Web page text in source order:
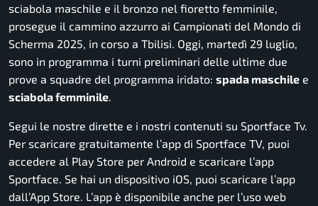
sciabola maschile e il bronzo nel fioretto femminile,
prosegue il cammino azzurro ai Campionati del Mondo di
Scherma 2025, in corso a Tbilisi. Oggi, martedì 29 luglio,
sono in programma i turni preliminari delle ultime due
prove a squadre del programma iridato: spada maschile e
sciabola femminile.
Segui le nostre dirette e i nostri contenuti su Sportface Tv.
Per scaricare gratuitamente l’app di Sportface TV, puoi
accedere al Play Store per Android e scaricare l’app
Sportface. Se hai un dispositivo iOS, puoi scaricare l’app
dall’App Store. L’app è disponibile anche per l’uso web